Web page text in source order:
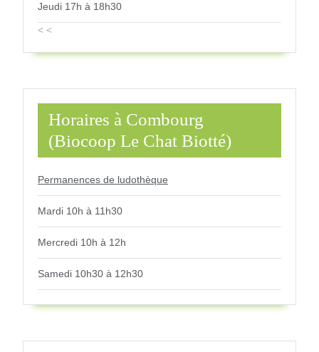
Jeudi 17h à 18h30
< <
Horaires à Combourg
(Biocoop Le Chat Biotté)
Permanences de ludothèque
Mardi 10h à 11h30
Mercredi 10h à 12h
Samedi 10h30 à 12h30